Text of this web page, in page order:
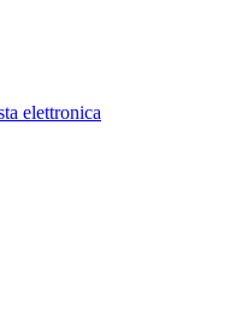
elettronica